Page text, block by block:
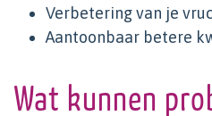
Verbetering van je
Aantoonbaar betere
Wat kunnen